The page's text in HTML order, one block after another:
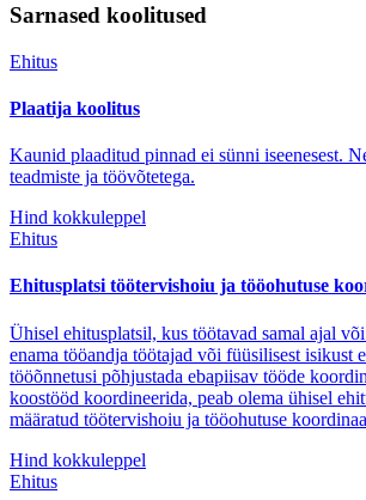
Sarnased koolitused
Ehitus
Plaatija koolitus
Kaunid plaaditud pinnad ei sünni iseenesest.
teadmiste ja töövõtetega.
Hind kokkuleppel
Ehitus
Ehitusplatsi töötervishoiu ja tööohutuse
Ühisel ehitusplatsil, kus töötavad samal ajal
enama tööandja töötajad või füüsilisest isikust
tööõnnetusi põhjustada ebapiisav tööde
koostööd koordineerida, peab olema ühisel
määratud töötervishoiu ja tööohutuse
Hind kokkuleppel
Ehitus